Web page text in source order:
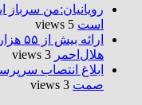
رویانیان:من
است 5 views
هلال‌احمر 3 views
ابلاغ انتصاب
صمت 3 views